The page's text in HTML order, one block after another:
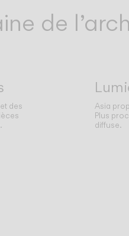
de
des
Asia
Plus
diffuse.